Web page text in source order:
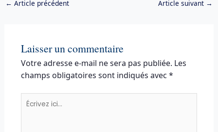
← Article précédent Article suivant →
Laisser un commentaire
Votre adresse e-mail ne sera pas publiée. Les
champs obligatoires sont indiqués avec *
Écrivez